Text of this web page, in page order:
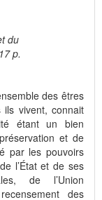
du
p.
des êtres
ils vivent, connait
étant un bien
et de
par les pouvoirs
l’État et de ses
de l’Union
des